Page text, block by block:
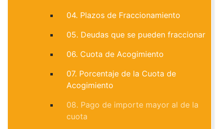
04. Plazos de Fraccionamiento
05. Deudas que se pueden fraccionar
06. Cuota de Acogimiento
07. Porcentaje de la Cuota de
Acogimiento
08. Pago de importe mayor al de la
cuota